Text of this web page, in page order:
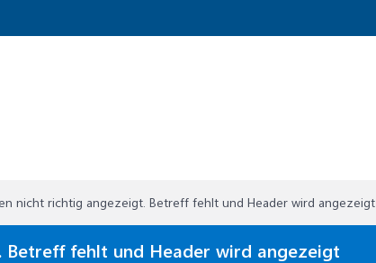
nicht richtig angezeigt. Betreff fehlt und Header wird angezeigt
fehlt und Header wird angezeigt